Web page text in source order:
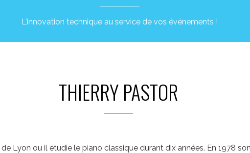
L'innovation technique au service de vos événements !
THIERRY PASTOR
Lyon ou il étudie le piano classique durant dix années. En 1978